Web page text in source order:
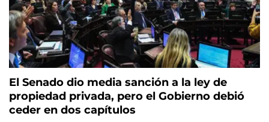
El Senado dio media sanción a la ley de
propiedad privada, pero el Gobierno debió
ceder en dos capítulos